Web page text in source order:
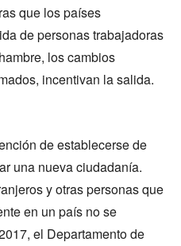
que los países
de personas trabajadoras
los cambios
incentivan la salida.
de establecerse de
una nueva ciudadanía.
y otras personas que
en un país no se
el Departamento de